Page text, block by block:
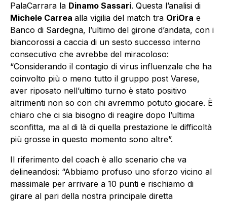
PalaCarrara la Dinamo Sassari. Questa l’analisi di
Michele Carrea alla vigilia del match tra OriOra e
Banco di Sardegna, l’ultimo del girone d’andata, con i
biancorossi a caccia di un sesto successo interno
consecutivo che avrebbe del miracoloso:
“Considerando il contagio di virus influenzale che ha
coinvolto più o meno tutto il gruppo post Varese,
aver riposato nell’ultimo turno è stato positivo
altrimenti non so con chi avremmo potuto giocare. È
chiaro che ci sia bisogno di reagire dopo l’ultima
sconfitta, ma al di là di quella prestazione le difficoltà
più grosse in questo momento sono altre”.
Il riferimento del coach è allo scenario che va
delineandosi: “Abbiamo profuso uno sforzo vicino al
massimale per arrivare a 10 punti e rischiamo di
girare al pari della nostra principale diretta